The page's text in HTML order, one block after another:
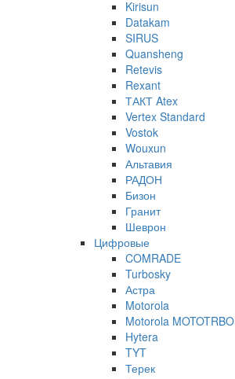
Kirisun
Datakam
SIRUS
Quansheng
Retevis
Rexant
ТАКТ Atex
Vertex Standard
Vostok
Wouxun
Альтавия
РАДОН
Бизон
Гранит
Шеврон
Цифровые
COMRADE
Turbosky
Астра
Motorola
Motorola MOTOTRBO
Hytera
TYT
Терек